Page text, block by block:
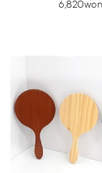
6,820won